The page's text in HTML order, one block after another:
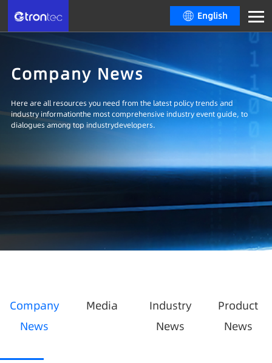
English
Company News
Here are all resources you need from the latest policy trends and
industry informationthe most comprehensive industry event guide, to
dialogues among top industrydevelopers.
Company
News
Media
Industry
News
Product
News